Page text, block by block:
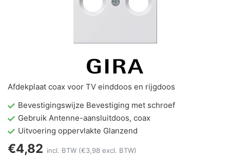
Afdekplaat coax voor TV einddoos en rijgdoos
Bevestigingswijze Bevestiging met schroef
Gebruik Antenne-aansluitdoos, coax
Uitvoering oppervlakte Glanzend
€4,82 incl. BTW (€3,98 excl. BTW)